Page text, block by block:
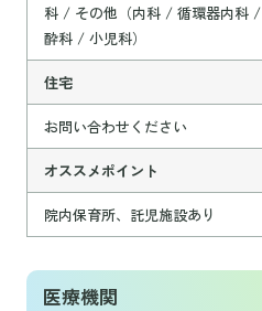
科 / その他（内科 / 循環器内科
酔科 / 小児科）
住宅
お問い合わせください
オススメポイント
院内保育所、託児施設あり
医療機関